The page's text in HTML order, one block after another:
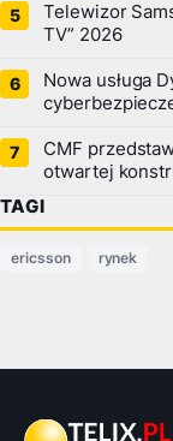
Telewizor
TV” 2026
Nowa usługa
CMF
otwartej
TAGI
ericsson rynek